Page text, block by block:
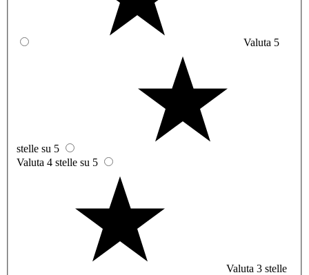
Valuta 5
stelle su 5
Valuta 4 stelle su 5
Valuta 3 stelle